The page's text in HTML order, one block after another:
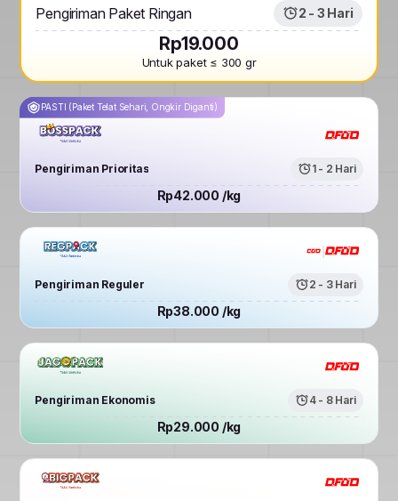
Pengiriman Paket Ringan 2 - 3 Hari
Rp19.000
Untuk paket ≤ 300 gr
PASTI (Paket Telat Sehari, Ongkir Diganti)
Pengiriman Prioritas 1 - 2 Hari
Rp42.000 /kg
Pengiriman Reguler 2 - 3 Hari
Rp38.000 /kg
Pengiriman Ekonomis 4 - 8 Hari
Rp29.000 /kg